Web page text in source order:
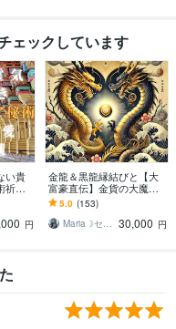
ェックしています
い貴
祷
術
成
就 円
金龍＆黒龍縁結びと【大
富豪直伝】金貨の大魔術
します 財運・くじ運・高
額当選・臨時収入を呼び
込む強力双龍神と縁結び
5.0 (153)
Maria☽セレスティアルマスター 30,000 円